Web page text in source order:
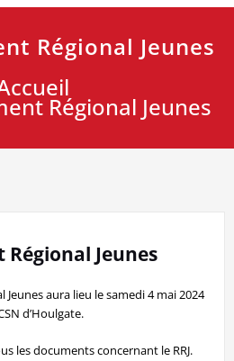
Régional Jeunes
Régional Jeunes
Jeunes
aura lieu le samedi 4 mai 2024
d’Houlgate.
les documents concernant le RRJ.